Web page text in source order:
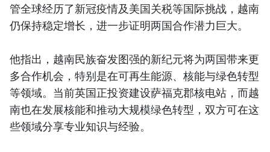
管全球经历了新冠疫情及美国关税等国际挑战，越南
仍保持稳定增长，进一步证明两国合作潜力巨大。
他指出，越南民族奋发图强的新纪元将为两国带来更
多合作机会，特别是在可再生能源、核能与绿色转型
等领域。当前英国正投资建设萨福克郡核电站，而越
南也在发展核能和推动大规模绿色转型，双方可在这
些领域分享专业知识与经验。